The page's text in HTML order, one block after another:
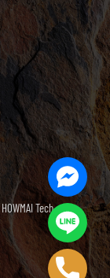
HOWMAI Tech.
Line
Phone